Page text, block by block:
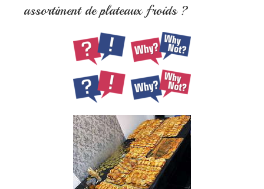
assortiment de plateaux froids ?